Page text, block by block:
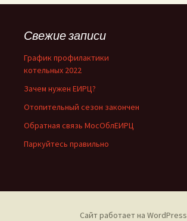
Свежие записи
График профилактики
котельных 2022
Зачем нужен ЕИРЦ?
Отопительный сезон закончен
Обратная связь МосОблЕИРЦ
Паркуйтесь правильно
Сайт работает на WordPress